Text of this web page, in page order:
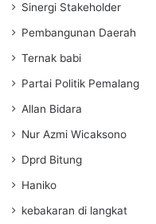
Sinergi Stakeholder
Pembangunan Daerah
Ternak babi
Partai Politik Pemalang
Allan Bidara
Nur Azmi Wicaksono
Dprd Bitung
Haniko
kebakaran di langkat